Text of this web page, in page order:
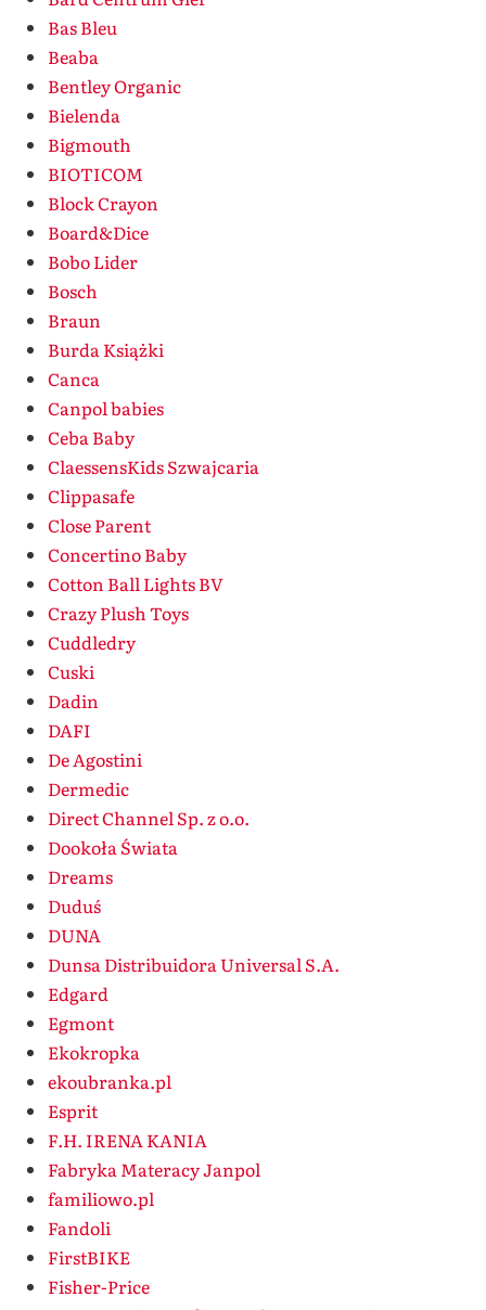
Bas Bleu
Beaba
Bentley Organic
Bielenda
Bigmouth
BIOTICOM
Block Crayon
Board&Dice
Bobo Lider
Bosch
Braun
Burda Książki
Canca
Canpol babies
Ceba Baby
ClaessensKids Szwajcaria
Clippasafe
Close Parent
Concertino Baby
Cotton Ball Lights BV
Crazy Plush Toys
Cuddledry
Cuski
Dadin
DAFI
De Agostini
Dermedic
Direct Channel Sp. z o.o.
Dookoła Świata
Dreams
Duduś
DUNA
Dunsa Distribuidora Universal S.A.
Edgard
Egmont
Ekokropka
ekoubranka.pl
Esprit
F.H. IRENA KANIA
Fabryka Materacy Janpol
familiowo.pl
Fandoli
FirstBIKE
Fisher-Price